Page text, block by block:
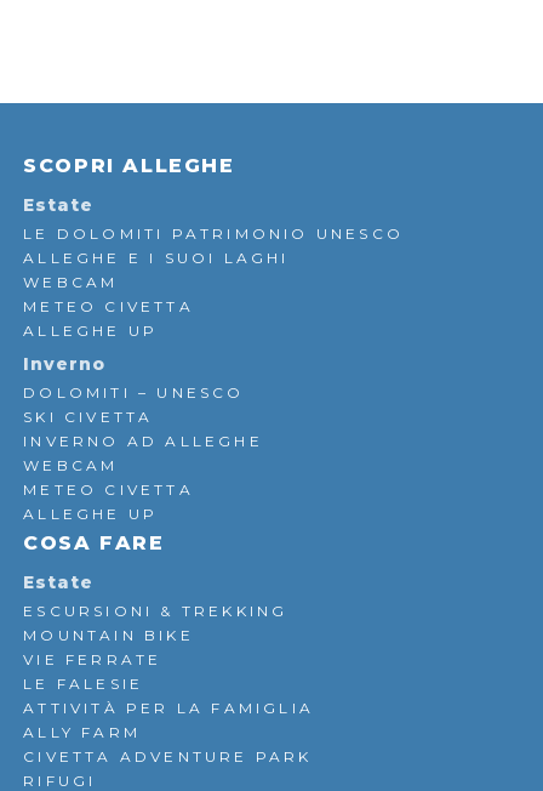
SCOPRI ALLEGHE
Estate
LE DOLOMITI PATRIMONIO UNESCO
ALLEGHE E I SUOI LAGHI
WEBCAM
METEO CIVETTA
ALLEGHE UP
Inverno
DOLOMITI – UNESCO
SKI CIVETTA
INVERNO AD ALLEGHE
WEBCAM
METEO CIVETTA
ALLEGHE UP
COSA FARE
Estate
ESCURSIONI & TREKKING
MOUNTAIN BIKE
VIE FERRATE
LE FALESIE
ATTIVITÀ PER LA FAMIGLIA
ALLY FARM
CIVETTA ADVENTURE PARK
RIFUGI